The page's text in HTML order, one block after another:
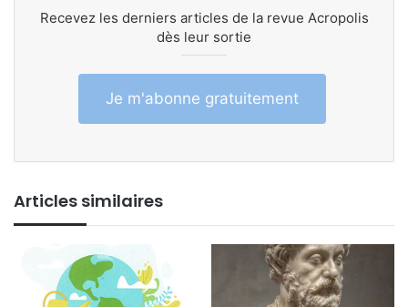
Recevez les derniers articles de la revue Acropolis
dès leur sortie
Je m'abonne gratuitement
Articles similaires